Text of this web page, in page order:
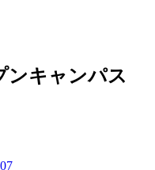
ンキャンパス